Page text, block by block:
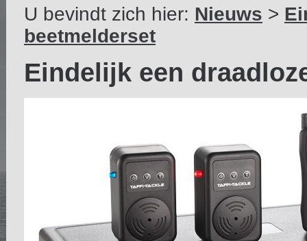
U bevindt zich hier: Nieuws >
beetmelderset
Eindelijk een